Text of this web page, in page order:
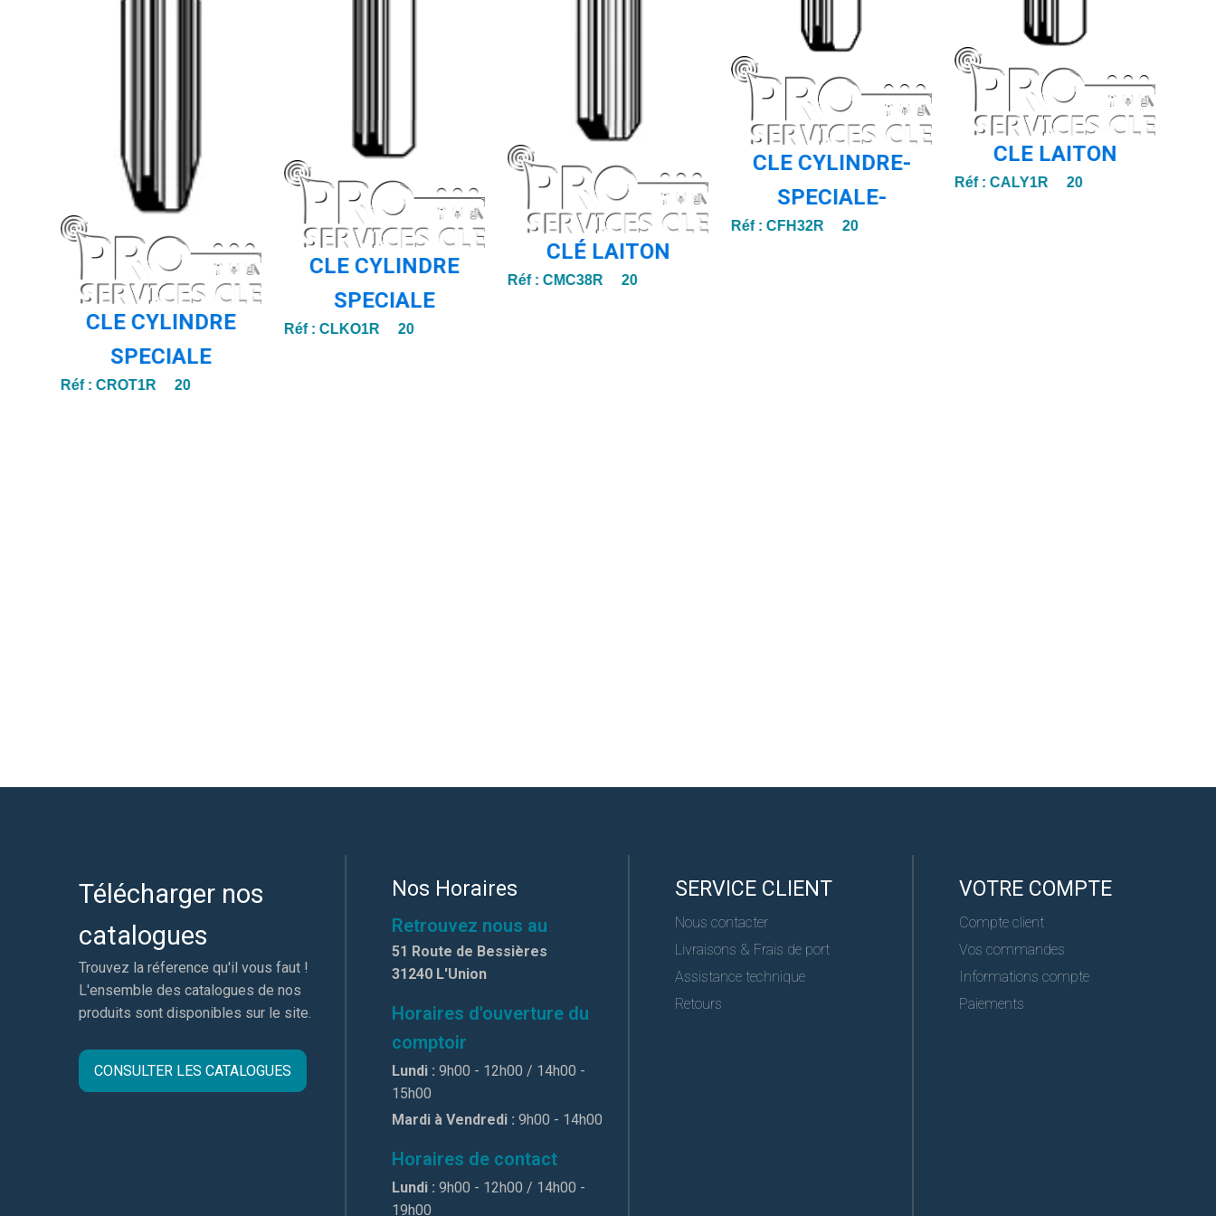
CLE CYLINDRE
SPECIALE
Réf :CROT1R 20
CLE CYLINDRE
SPECIALE
Réf :CLKO1R 20
CLÉ LAITON
Réf :CMC38R 20
CLE CYLINDRE-
SPECIALE-
Réf : CFH32R 20
CLE LAITON
Réf : CALY1R 20
Télécharger nos
catalogues
Trouvez la réference qu'il vous faut !
L'ensemble des catalogues de nos
produits sont disponibles sur le site.
CONSULTER LES CATALOGUES
Nos Horaires
Retrouvez nous au
51 Route de Bessières
31240 L'Union
Horaires d'ouverture du
comptoir
Lundi : 9h00 - 12h00 / 14h00 -
15h00
Mardi à Vendredi : 9h00 - 14h00
Horaires de contact
Lundi : 9h00 - 12h00 / 14h00 -
19h00
SERVICE CLIENT
Nous contacter
Livraisons & Frais de port
Assistance technique
Retours
VOTRE COMPTE
Compte client
Vos commandes
Informations compte
Paiements